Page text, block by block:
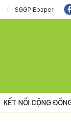
SGGP Epaper
KẾT NỐI CỘNG